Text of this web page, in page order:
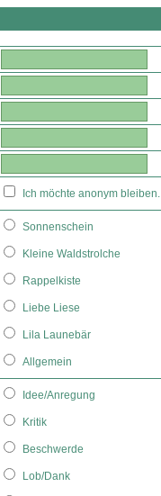
Ich möchte anonym bleiben.
Sonnenschein
Kleine Waldstrolche
Rappelkiste
Liebe Liese
Lila Launebär
Allgemein
Idee/Anregung
Kritik
Beschwerde
Lob/Dank